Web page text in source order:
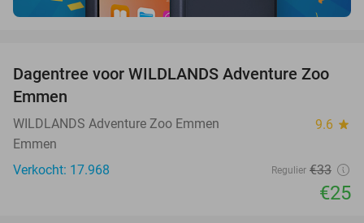
24%
Dagentree voor WILDLANDS Adventure Zoo
Emmen
WILDLANDS Adventure Zoo Emmen 9.6 star
Emmen
Verkocht: 17.968
Regulier €33
€25